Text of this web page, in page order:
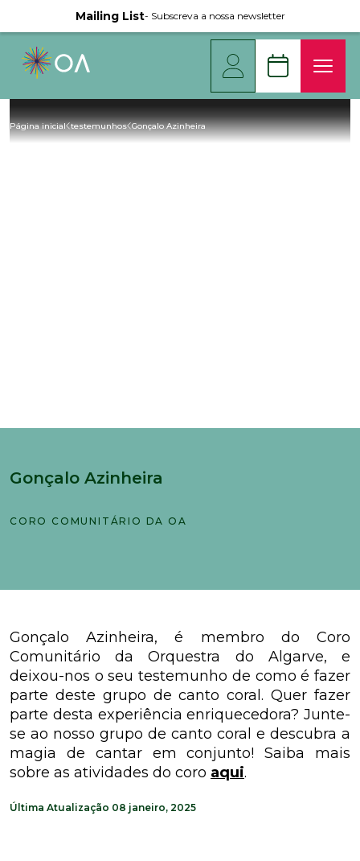
Mailing List- Subscreva a nossa newsletter
Página inicial testemunhos Gonçalo Azinheira
Gonçalo Azinheira
CORO COMUNITÁRIO DA OA
Gonçalo Azinheira, é membro do Coro
Comunitário da Orquestra do Algarve, e
deixou-nos o seu testemunho de como é fazer
parte deste grupo de canto coral. Quer fazer
parte desta experiência enriquecedora? Junte-
se ao nosso grupo de canto coral e descubra a
magia de cantar em conjunto! Saiba mais
sobre as atividades do coro aqui.
Última Atualização 08 janeiro, 2025